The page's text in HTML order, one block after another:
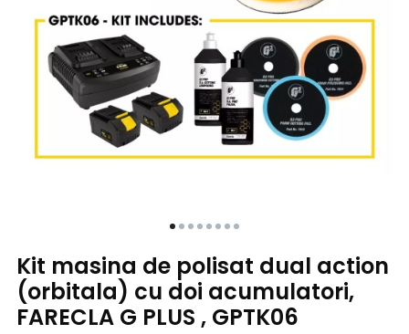
Kit masina de polisat dual action
(orbitala) cu doi acumulatori,
FARECLA G PLUS , GPTK06